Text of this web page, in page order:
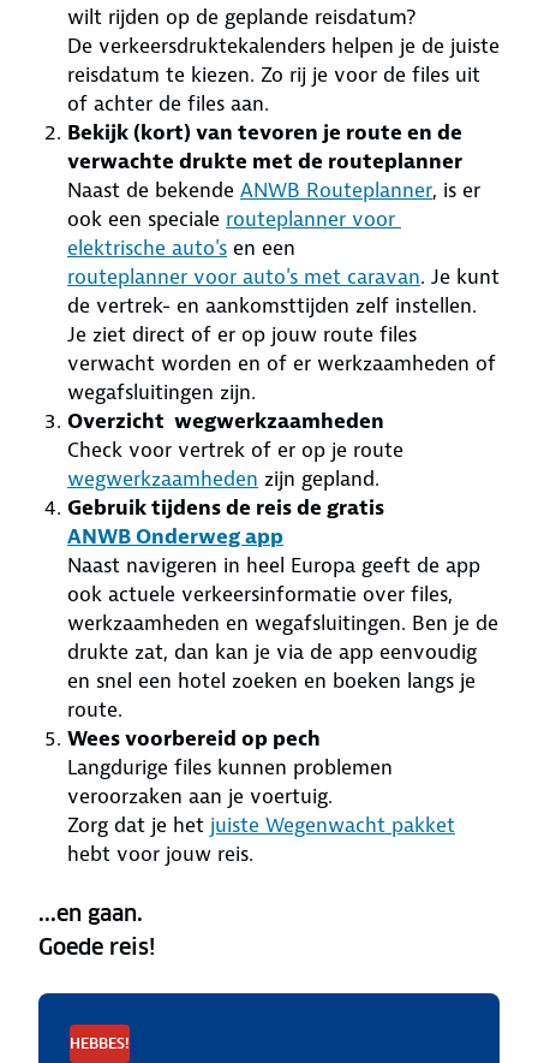
wilt rijden op de geplande reisdatum?
De verkeersdruktekalenders helpen je de juiste
reisdatum te kiezen. Zo rij je voor de files uit
of achter de files aan.
Bekijk (kort) van tevoren je route en de
verwachte drukte met de routeplanner
Naast de bekende ANWB Routeplanner, is er
ook een speciale routeplanner voor
elektrische auto's en een
routeplanner voor auto's met caravan. Je kunt
de vertrek- en aankomsttijden zelf instellen.
Je ziet direct of er op jouw route files
verwacht worden en of er werkzaamheden of
wegafsluitingen zijn.
Overzicht wegwerkzaamheden
Check voor vertrek of er op je route
wegwerkzaamheden zijn gepland.
Gebruik tijdens de reis de gratis
ANWB Onderweg app
Naast navigeren in heel Europa geeft de app
ook actuele verkeersinformatie over files,
werkzaamheden en wegafsluitingen. Ben je de
drukte zat, dan kan je via de app eenvoudig
en snel een hotel zoeken en boeken langs je
route.
Wees voorbereid op pech
Langdurige files kunnen problemen
veroorzaken aan je voertuig.
Zorg dat je het juiste Wegenwacht pakket
hebt voor jouw reis.
...en gaan.
Goede reis!
HEBBES!